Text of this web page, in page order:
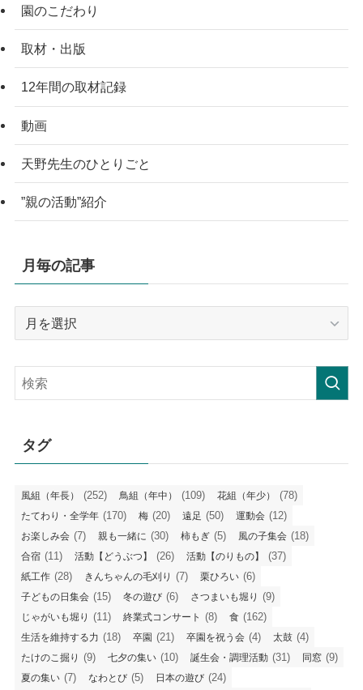
園のこだわり
取材・出版
12年間の取材記録
動画
天野先生のひとりごと
”親の活動”紹介
月毎の記事
記
事
タグ
風組（年長） (252) 鳥組（年中） (109) 花組（年少） (78)
たてわり・全学年 (170) 梅 (20) 遠足 (50) 運動会 (12)
お楽しみ会 (7) 親も一緒に (30) 柿もぎ (5) 風の子集会 (18)
合宿 (11) 活動【どうぶつ】 (26) 活動【のりもの】 (37)
紙工作 (28) きんちゃんの毛刈り (7) 栗ひろい (6)
子どもの日集会 (15) 冬の遊び (6) さつまいも堀り (9)
じゃがいも堀り (11) 終業式コンサート (8) 食 (162)
生活を維持する力 (18) 卒園 (21) 卒園を祝う会 (4) 太鼓 (4)
たけのこ掘り (9) 七夕の集い (10) 誕生会・調理活動 (31) 同窓 (9)
夏の集い (7) なわとび (5) 日本の遊び (24)